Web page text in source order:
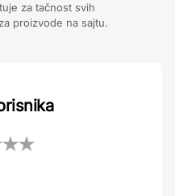
za tačnost svih
proizvode na sajtu.